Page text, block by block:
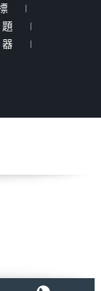
|
題
|
器
|